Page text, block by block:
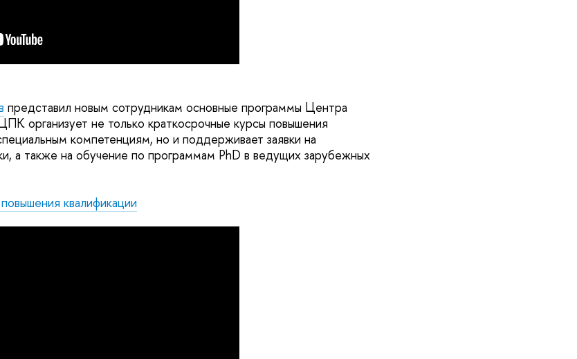
представил новым сотрудникам основные программы Центра
организует не только краткосрочные курсы повышения
компетенциям, но и поддерживает заявки на
а также на обучение по программам PhD в ведущих зарубежных
квалификации